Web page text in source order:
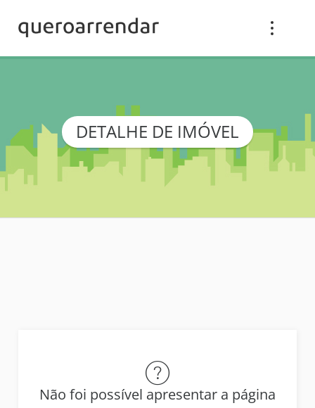
DETALHE DE IMÓVEL
Não foi possível apresentar a página